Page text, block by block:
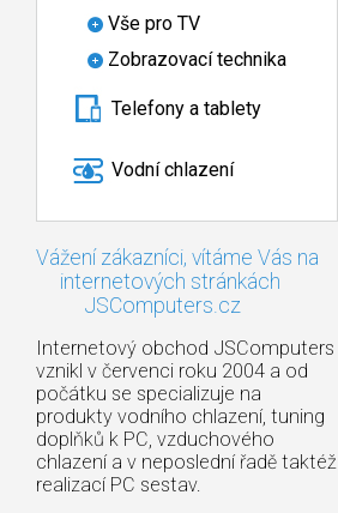
Vše pro TV
Zobrazovací technika
Telefony a tablety
Vodní chlazení
Vážení zákazníci, vítáme Vás na
internetových stránkách
JSComputers.cz
Internetový obchod JSComputers
vznikl v červenci roku 2004 a od
počátku se specializuje na
produkty vodního chlazení, tuning
doplňků k PC, vzduchového
chlazení a v neposlední řadě taktéž
realizací PC sestav.